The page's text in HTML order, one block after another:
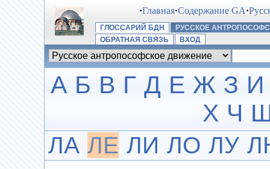
·Главная·Содержание GA·
ГЛОССАРИЙ БДН
РУССКОЕ
ОБРАТНАЯ СВЯЗЬ
ВХОД
А Б В Г Д Е Ж З И
Х Ч
ЛА ЛЕ ЛИ ЛО ЛУ